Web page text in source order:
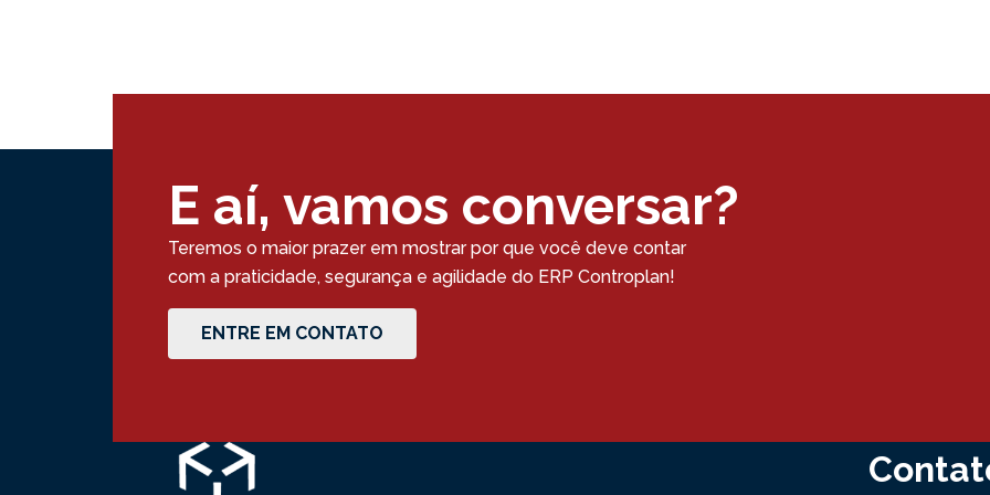
E aí, vamos conversar?
Teremos o maior prazer em mostrar por que você deve contar
com a praticidade, segurança e agilidade do ERP Controplan!
ENTRE EM CONTATO